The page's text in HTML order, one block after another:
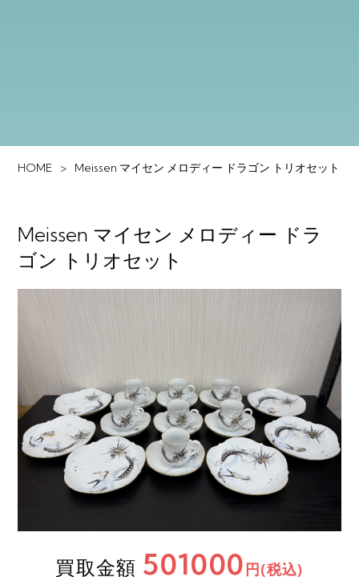
HOME Meissen マイセン メロディー ドラゴン トリオセット
Meissen マイセン メロディー ドラ
ゴン トリオセット
買取金額 501000 円(税込)